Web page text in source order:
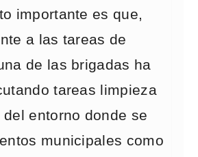
importante es que,
a las tareas de
de las brigadas ha
tareas limpieza
entorno donde se
municipales como